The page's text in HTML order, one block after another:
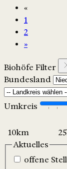
«
1
2
»
Biohöfe Filter
Bundesland
Umkreis
Aktuelles
offene